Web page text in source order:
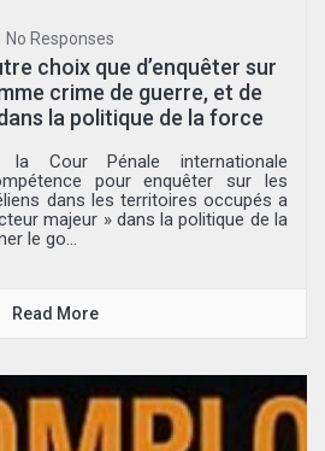
No Responses
choix que d’enquêter sur
crime de guerre, et de
la politique de la force
Cour Pénale internationale
pour enquêter sur les
dans les territoires occupés a
majeur » dans la politique de la
le go...
Read More